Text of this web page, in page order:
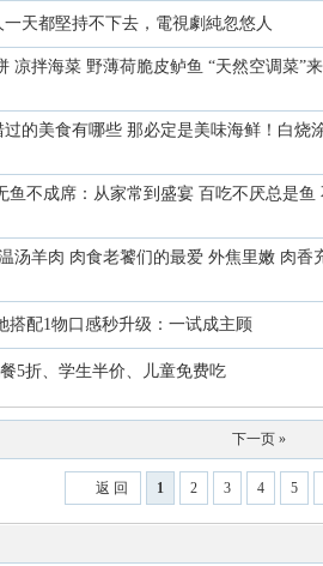
天都堅持不下去，電視劇純忽悠人
凉拌海菜 野薄荷脆皮鲈鱼 “天然空调菜”来
过的美食有哪些 那必定是美味海鲜！白烧
鱼不成席：从家常到盛宴 百吃不厌总是鱼
汤羊肉 肉食老饕们的最爱 外焦里嫩 肉香
搭配1物口感秒升级：一试成主顾
5折、学生半价、儿童免费吃
下一页 »
1 2 3 4 5
返 回